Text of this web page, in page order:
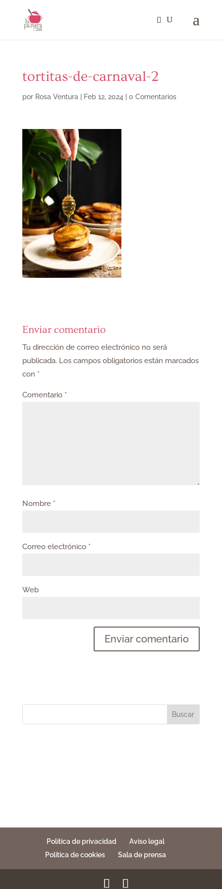
tortitas-de-carnaval-2
por Rosa Ventura Feb 12, 2024 0 Comentarios
Enviar comentario
Tu dirección de correo electrónico no será
publicada. Los campos obligatorios están marcados
con *
Comentario *
Nombre *
Correo electrónico *
Web
Buscar
Política de privacidad
Aviso legal
Política de cookies
Sala de prensa